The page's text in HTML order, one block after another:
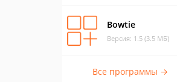
Bowtie
Версия: 1.5 (3.5 МБ)
Все программы →